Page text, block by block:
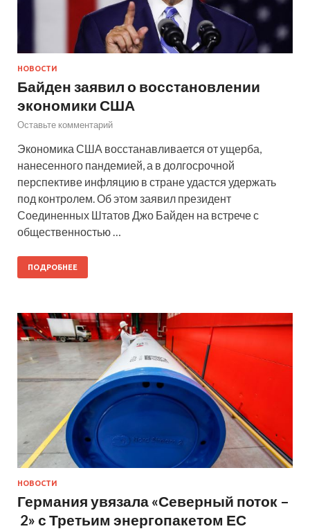
НОВОСТИ
Байден заявил о восстановлении
экономики США
Оставьте комментарий
Экономика США восстанавливается от ущерба,
нанесенного пандемией, а в долгосрочной
перспективе инфляцию в стране удастся удержать
под контролем. Об этом заявил президент
Соединенных Штатов Джо Байден на встрече с
общественностью …
ПОДРОБНЕЕ
НОВОСТИ
Германия увязала «Северный поток –
2» с Третьим энергопакетом ЕС